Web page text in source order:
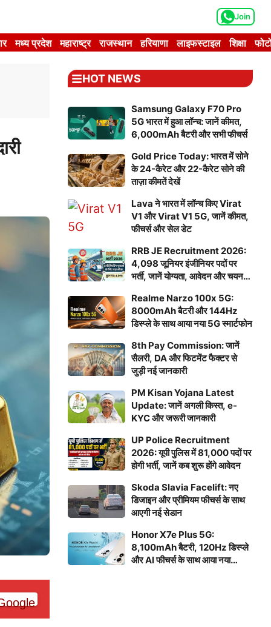
Join
मध्य प्रदेश महाराष्ट्र राजस्थान हरियाणा लाइफस्टाइल शिक्षा
HOT NEWS
Samsung Galaxy F70 Pro
5G भारत में हुआ लॉन्च: जानें कीमत,
6,000mAh बैटरी और सभी फीचर्स
Gold Price Today: भारत में सोने
के 24-कैरेट और 22-कैरेट सोने की
ताज़ा कीमतें देखें
Lava ने भारत में लॉन्च किए Virat
V1 और Virat V1 5G, जानें कीमत,
फीचर्स और सेल डेट
RRB JE Recruitment 2026:
4,098 जूनियर इंजीनियर पदों पर
भर्ती, जानें योग्यता, आवेदन और चयन
Realme Narzo 100x 5G:
8000mAh बैटरी और 144Hz
डिस्प्ले के साथ आया नया 5G स्मार्टफोन
8th Pay Commission: जानें
सैलरी, DA और फिटमेंट फैक्टर से
जुड़ी नई जानकारी
PM Kisan Yojana Latest
Update: जानें अगली किस्त, e-
KYC और जरूरी जानकारी
UP Police Recruitment
2026: यूपी पुलिस में 81,000 पदों पर
होगी भर्ती, जानें कब शुरू होंगे आवेदन
Skoda Slavia Facelift: नए
डिजाइन और प्रीमियम फीचर्स के साथ
आएगी नई सेडान
Honor X7e Plus 5G:
8,100mAh बैटरी, 120Hz डिस्प्ले
और AI फीचर्स के साथ आया नया